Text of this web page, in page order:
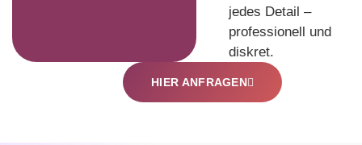
jedes Detail –
professionell und
diskret.
HIER ANFRAGEN